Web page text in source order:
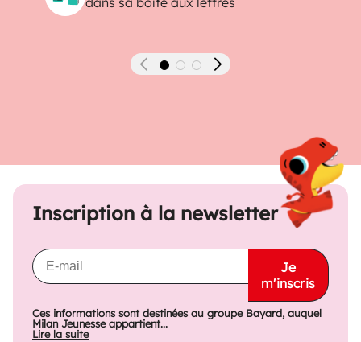
Précédent Suivant
Inscription à la newsletter
Je
m'inscris
Ces informations sont destinées au groupe Bayard, auquel
Milan Jeunesse appartient...
Lire la suite